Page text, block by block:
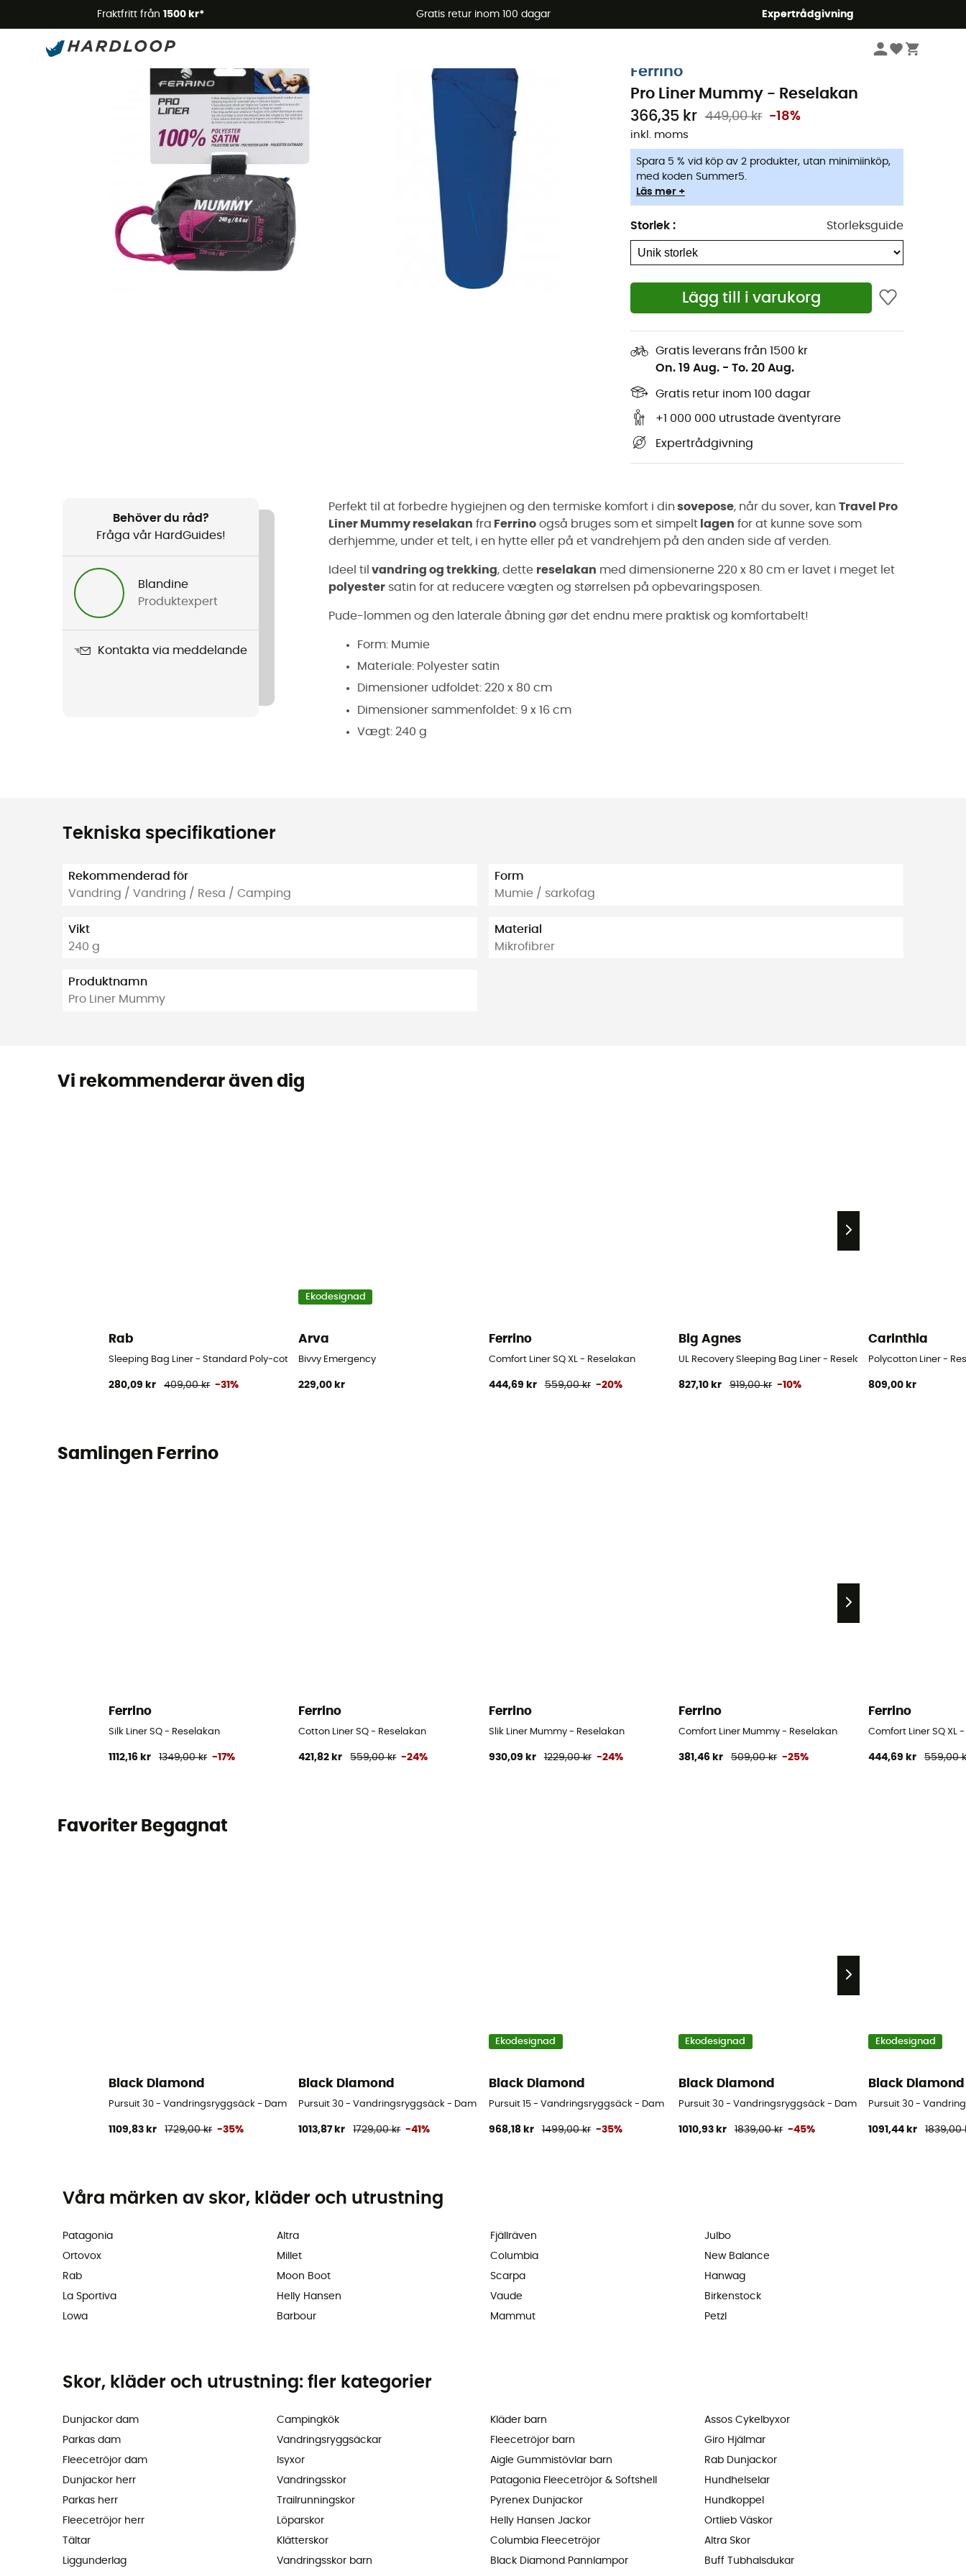
Fraktfritt från 1500 kr* Gratis retur inom 100 dagar Expertrådgivning
Sommarerbjudanden 🔥 -5 % EXTRA vid köp av 2 produkter* kod Summer5
Ferrino
Pro Liner Mummy - Reselakan
366,35 kr 449,00 kr -18%
inkl. moms
Spara 5 % vid köp av 2 produkter, utan minimiinköp,
med koden Summer5.
Läs mer +
Storlek : Storleksguide
Lägg till i varukorg
Gratis leverans från 1500 kr
On. 19 Aug. - To. 20 Aug.
Gratis retur inom 100 dagar
+1 000 000 utrustade äventyrare
Expertrådgivning
Behöver du råd?
Fråga vår HardGuides!
Blandine
Produktexpert
Kontakta via meddelande
Perfekt til at forbedre hygiejnen og den termiske komfort i din sovepose, når du sover, kan Travel Pro
Liner Mummy reselakan fra Ferrino også bruges som et simpelt lagen for at kunne sove som
derhjemme, under et telt, i en hytte eller på et vandrehjem på den anden side af verden.
Ideel til vandring og trekking, dette reselakan med dimensionerne 220 x 80 cm er lavet i meget let
polyester satin for at reducere vægten og størrelsen på opbevaringsposen.
Pude-lommen og den laterale åbning gør det endnu mere praktisk og komfortabelt!
Form: Mumie
Materiale: Polyester satin
Dimensioner udfoldet: 220 x 80 cm
Dimensioner sammenfoldet: 9 x 16 cm
Vægt: 240 g
Tekniska specifikationer
Rekommenderad för
Vandring / Vandring / Resa / Camping
Vikt
240 g
Produktnamn
Pro Liner Mummy
Form
Mumie / sarkofag
Material
Mikrofibrer
Vi rekommenderar även dig
Rab
Sleeping Bag Liner - Standard Poly-cotton - Reselakan
280,09 kr 409,00 kr -31%
Ekodesignad
Arva
Bivvy Emergency
229,00 kr
Ferrino
Comfort Liner SQ XL - Reselakan
444,69 kr 559,00 kr -20%
Big Agnes
UL Recovery Sleeping Bag Liner - Reselakan
827,10 kr 919,00 kr -10%
Carinthia
Polycotton Liner -
809,00 kr
Samlingen Ferrino
Ferrino
Silk Liner SQ - Reselakan
1112,16 kr 1349,00 kr -17%
Ferrino
Cotton Liner SQ - Reselakan
421,82 kr 559,00 kr -24%
Ferrino
Slik Liner Mummy - Reselakan
930,09 kr 1229,00 kr -24%
Ferrino
Comfort Liner Mummy - Reselakan
381,46 kr 509,00 kr -25%
Ferrino
Comfort Liner SQ XL
444,69 kr 559,00
Favoriter Begagnat
Black Diamond
Pursuit 30 - Vandringsryggsäck - Dam
1109,83 kr 1729,00 kr -35%
Black Diamond
Pursuit 30 - Vandringsryggsäck - Dam
1013,87 kr 1729,00 kr -41%
Ekodesignad
Black Diamond
Pursuit 15 - Vandringsryggsäck - Dam
968,18 kr 1499,00 kr -35%
Ekodesignad
Black Diamond
Pursuit 30 - Vandringsryggsäck - Dam
1010,93 kr 1839,00 kr -45%
Ekodesignad
Black Diamond
Pursuit 30 -
1091,44 kr 1839,00
Våra märken av skor, kläder och utrustning
Patagonia
Ortovox
Rab
La Sportiva
Lowa
Altra
Millet
Moon Boot
Helly Hansen
Barbour
Fjällräven
Columbia
Scarpa
Vaude
Mammut
Julbo
New Balance
Hanwag
Birkenstock
Petzl
Skor, kläder och utrustning: fler kategorier
Dunjackor dam
Parkas dam
Fleecetröjor dam
Dunjackor herr
Parkas herr
Fleecetröjor herr
Tältar
Liggunderlag
Campingkök
Vandringsryggsäckar
Isyxor
Vandringsskor
Trailrunningskor
Löparskor
Klätterskor
Vandringsskor barn
Kläder barn
Fleecetröjor barn
Aigle Gummistövlar barn
Patagonia Fleecetröjor & Softshell
Pyrenex Dunjackor
Helly Hansen Jackor
Columbia Fleecetröjor
Black Diamond Pannlampor
Assos Cykelbyxor
Giro Hjälmar
Rab Dunjackor
Hundhelselar
Hundkoppel
Ortlieb Väskor
Altra Skor
Buff Tubhalsdukar